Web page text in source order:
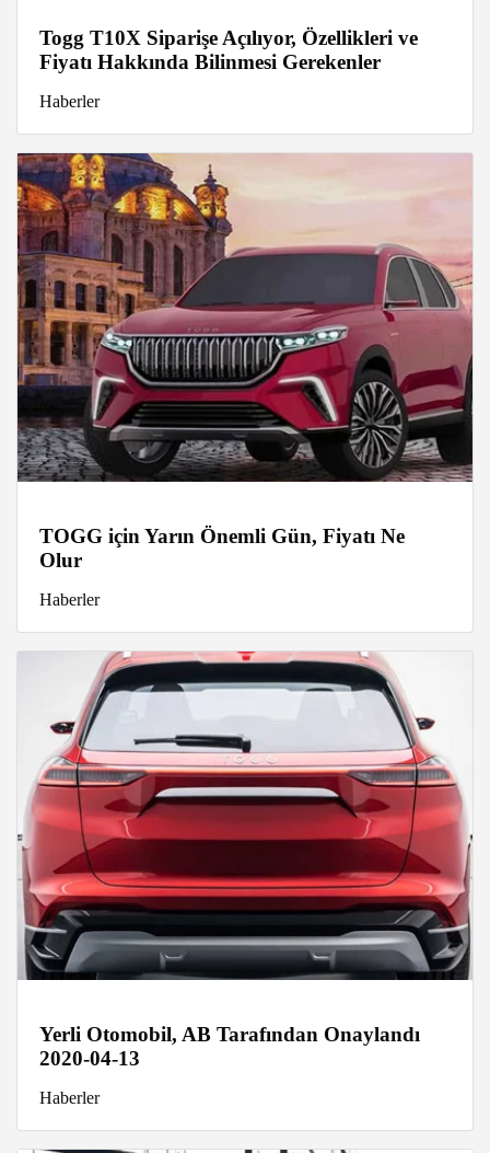
Togg T10X Siparişe Açılıyor, Özellikleri ve
Fiyatı Hakkında Bilinmesi Gerekenler
Haberler
TOGG için Yarın Önemli Gün, Fiyatı Ne
Olur
Haberler
Yerli Otomobil, AB Tarafından Onaylandı
2020-04-13
Haberler